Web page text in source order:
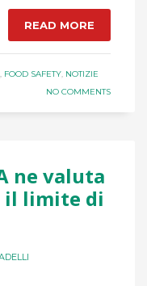
READ MORE
FOOD SAFETY NOTIZIE
NO COMMENTS
ne valuta
il limite di